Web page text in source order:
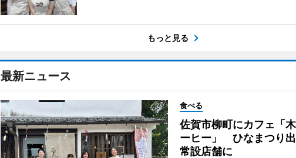
もっと見る
最新ニュース
食べる
佐賀市柳町にカフェ「
ーヒー」 ひなまつり
常設店舗に